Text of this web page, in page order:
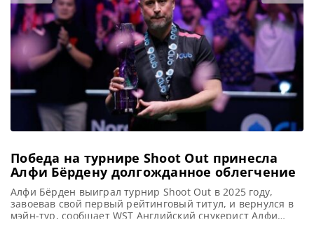
календаре. Чемпионат, организованный под эгидой
Всемирной ассоциации бильярдного спорта (WPA),
проходит в китайском городе
Победа на турнире Shoot Out принесла
Алфи Бёрдену долгожданное облегчение
Алфи Бёрден выиграл турнир Shoot Out в 2025 году,
завоевав свой первый рейтинговый титул, и вернулся в
мэйн-тур, сообщает WST Английский снукерист Алфи